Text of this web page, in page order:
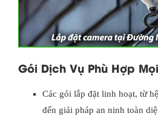
Gói Dịch Vụ Phù Hợp
Các gói lắp đặt linh hoạt, từ
đến giải pháp an ninh toàn